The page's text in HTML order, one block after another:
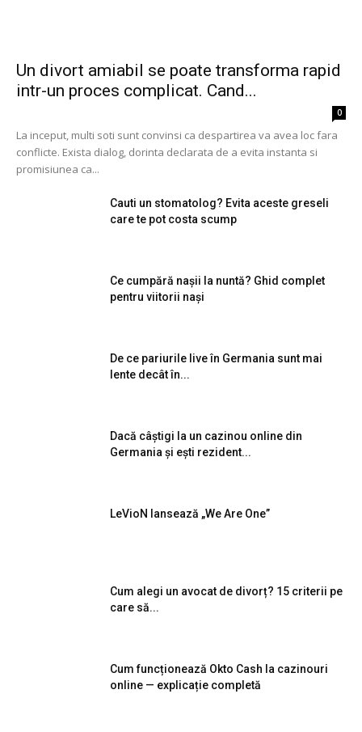
Un divort amiabil se poate transforma rapid
intr-un proces complicat. Cand...
0
La inceput, multi soti sunt convinsi ca despartirea va avea loc fara
conflicte. Exista dialog, dorinta declarata de a evita instanta si
promisiunea ca...
Cauti un stomatolog? Evita aceste greseli
care te pot costa scump
Ce cumpără nașii la nuntă? Ghid complet
pentru viitorii nași
De ce pariurile live în Germania sunt mai
lente decât în...
Dacă câștigi la un cazinou online din
Germania și ești rezident...
LeVioN lansează „We Are One”
Cum alegi un avocat de divorț? 15 criterii pe
care să...
Cum funcționează Okto Cash la cazinouri
online — explicație completă